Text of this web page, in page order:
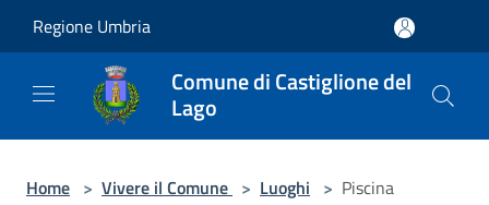
Regione Umbria
Comune di Castiglione del
Lago
Home > Vivere il Comune > Luoghi > Piscina